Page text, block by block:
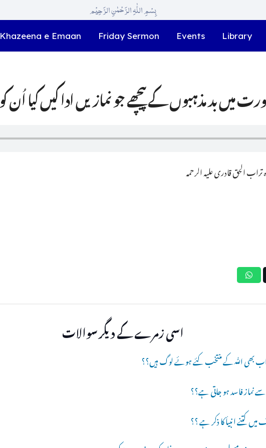
بِسْمِ اللّٰہِ الرَّحْمٰنِ الرَّحِیْم
Khazeena e Emaan Friday Sermon Events Library
الحق قادری علیہ الرحمہ
اسی زمرے کے دیگر سوالات